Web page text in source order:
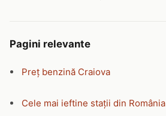
Pagini relevante
Preț benzină Craiova
Cele mai ieftine stații din România